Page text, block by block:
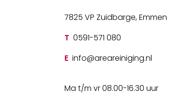
7825 VP Zuidbarge, Emmen
T 0591-571 080
E info@areareiniging.nl
Ma t/m vr 08.00-16.30 uur